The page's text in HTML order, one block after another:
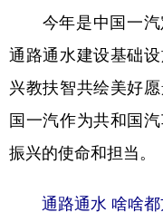
法律 中央
食品 人
学术中国 乡村
公益 一带
今年是中国一汽
通路通水建设基础
兴教扶智共绘美好
国一汽作为共和国
振兴的使命和担当。
通路通水 啥啥